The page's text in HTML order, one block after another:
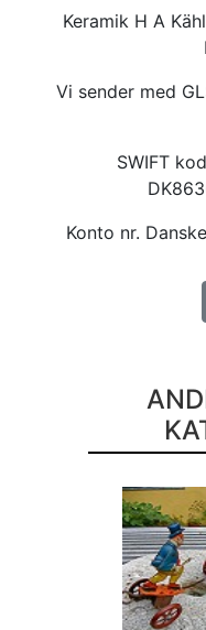
Keramik H A
Vi sender med
SWIFT
Konto nr.